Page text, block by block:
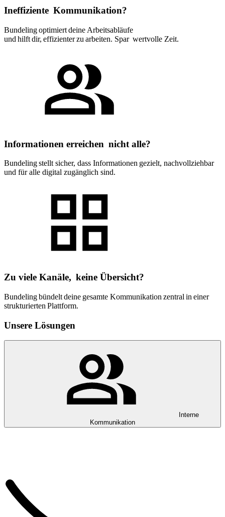
Ineffiziente Kommunikation?
Bundeling optimiert deine Arbeitsabläufe
und hilft dir, effizienter zu arbeiten. Spar wertvolle Zeit.
Informationen erreichen nicht alle?
Bundeling stellt sicher, dass Informationen gezielt, nachvollziehbar
und für alle digital zugänglich sind.
Zu viele Kanäle, keine Übersicht?
Bundeling bündelt deine gesamte Kommunikation zentral in einer
strukturierten Plattform.
Unsere Lösungen
Kommunikation